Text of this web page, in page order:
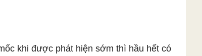
khi được phát hiện sớm thì hầu hết có